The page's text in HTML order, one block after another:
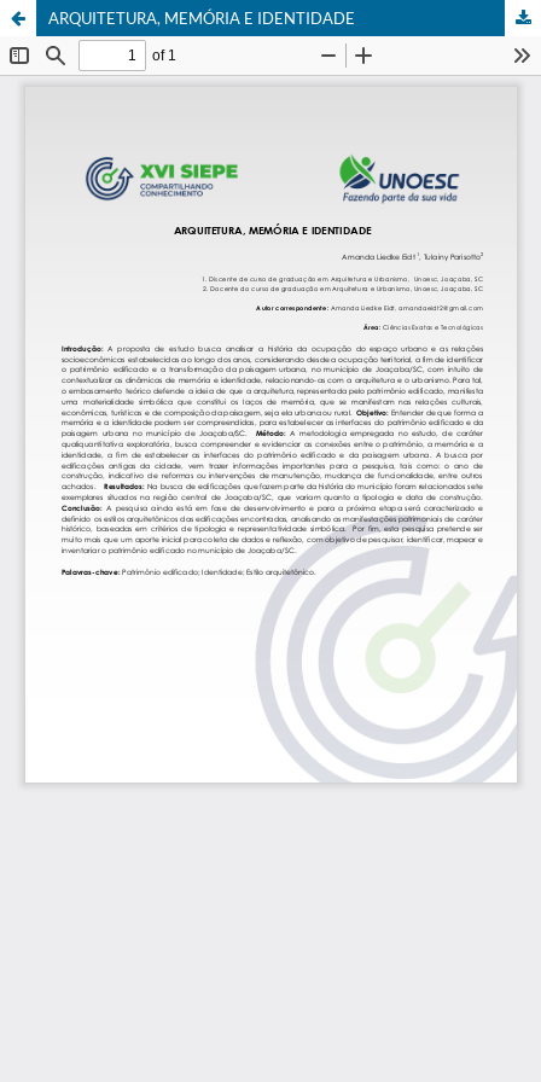
ARQUITETURA, MEMÓRIA E IDENTIDADE